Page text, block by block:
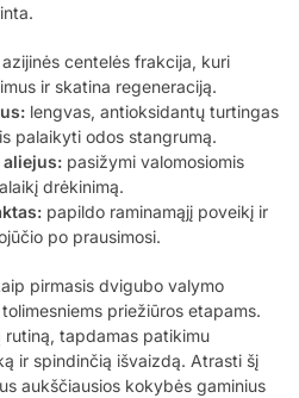
centelės frakcija, kuri
ir skatina regeneraciją.
lengvas, antioksidantų turtingas
palaikyti odos stangrumą.
pasižymi valomosiomis
drėkinimą.
papildo raminamąjį poveikį ir
po prausimosi.
pirmasis dvigubo valymo
priežiūros etapams.
tapdamas patikimu
ir spindinčią išvaizdą. Atrasti šį
aukščiausios kokybės gaminius